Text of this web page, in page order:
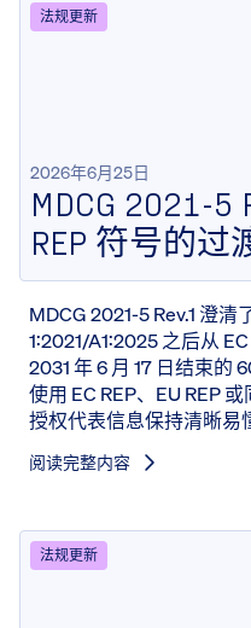
法规更新
2026年6月25日
MDCG 2021-5
REP 符号的过
MDCG 2021-5 Rev.1 澄清
1:2021/A1:2025 之后从
2031 年 6 月 17 日结束的
使用 EC REP、EU REP
授权代表信息保持清晰易
阅读完整内容
法规更新